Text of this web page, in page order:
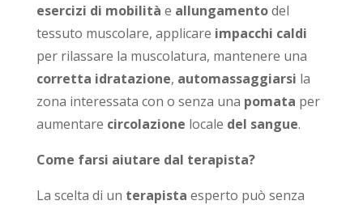
esercizi di mobilità e allungamentodel
tessuto muscolare, applicare impacchi caldi
per rilassare la muscolatura, mantenere una
corretta idratazione, automassaggiarsi la
zona interessata con o senza una pomata per
aumentare circolazione locale del sangue.
Come farsi aiutare dal terapista?
La scelta di un terapista esperto può senza